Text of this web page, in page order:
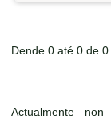
Dende 0 até 0 de
Actualmente